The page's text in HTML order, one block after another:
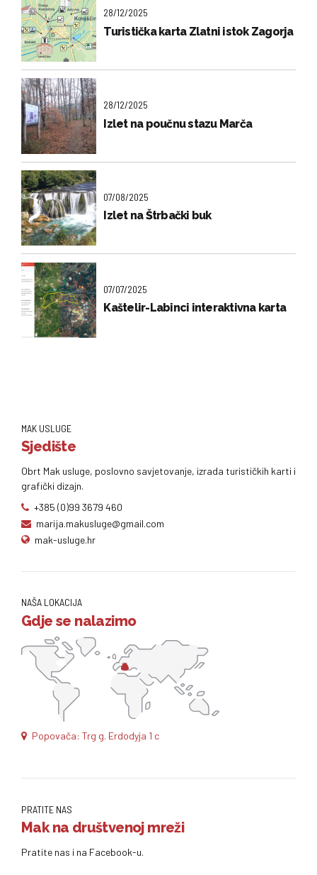
28/12/2025
Turistička karta Zlatni istok Zagorja
28/12/2025
Izlet na poučnu stazu Marča
07/08/2025
Izlet na Štrbački buk
07/07/2025
Kaštelir-Labinci interaktivna karta
MAK USLUGE
Sjedište
Obrt Mak usluge, poslovno savjetovanje, izrada turističkih karti i
grafički dizajn.
+385 (0)99 3679 460
marija.makusluge@gmail.com
mak-usluge.hr
NAŠA LOKACIJA
Gdje se nalazimo
Popovača: Trg g. Erdodyja 1 c
PRATITE NAS
Mak na društvenoj mreži
Pratite nas i na Facebook-u.